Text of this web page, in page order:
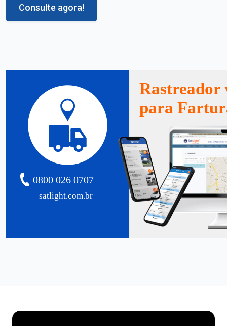
Consulte agora!
satlight.com.br
0800 026 0707
Rastreador
para